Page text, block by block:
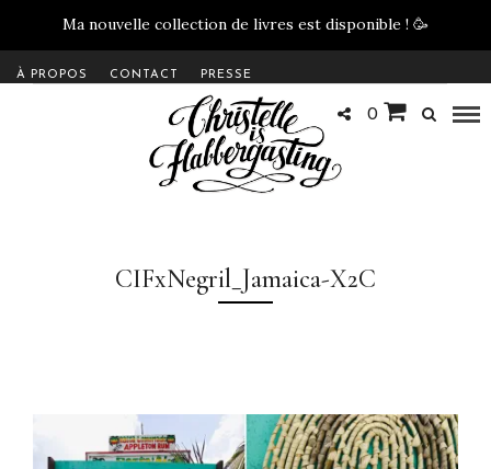
Ma nouvelle collection de livres est disponible ! 🥳
À PROPOS CONTACT PRESSE
0
CIFxNegril_Jamaica-X2C